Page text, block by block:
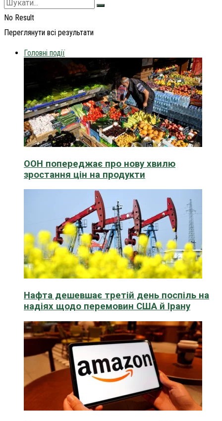
No Result
Переглянути всі результати
Головні події
ООН попереджає про нову хвилю
зростання цін на продукти
Нафта дешевшає третій день поспіль на
надіях щодо перемовин США й Ірану